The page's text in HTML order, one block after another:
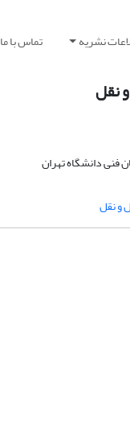
نشریه تماس با ما
نقل
دانشگاه تهران
و نقل